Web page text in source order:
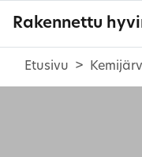
Rakennettu
Etusivu